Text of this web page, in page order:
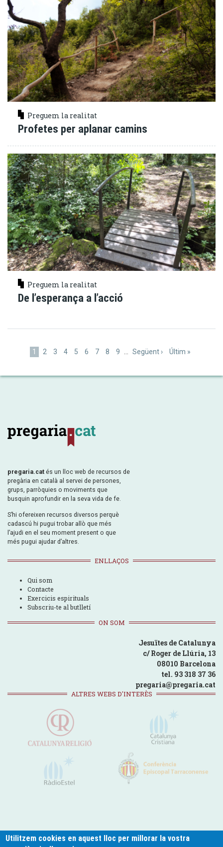
Preguem la realitat
Profetes per aplanar camins
Preguem la realitat
De l’esperança a l’acció
Pàgina
1 Pàgina
2 Pàgina
3 Pàgina
4 Pàgina
5 Pàgina
6 Pàgina
7 Pàgina
8 Pàgina
9
Pàgina
Següent ›
Última
Últim »
pregaria.cat és un lloc web de recursos de
pregària en català al servei de persones,
grups, parròquies o moviments que
busquin aprofundir en la seva vida de fe.
S’hi ofereixen recursos diversos perquè
cadascú hi pugui trobar allò que més
l’ajudi en el seu moment present o que
més pugui ajudar d’altres.
ENLLAÇOS
Qui som
Contacte
Exercicis espirituals
Subscriu-te al butlletí
ON SOM
Jesuïtes de Catalunya
c/ Roger de Llúria, 13
08010 Barcelona
tel. 93 318 37 36
pregaria@pregaria.cat
ALTRES WEBS D'INTERÈS
Utilitzem cookies en aquest lloc per millorar la vostra